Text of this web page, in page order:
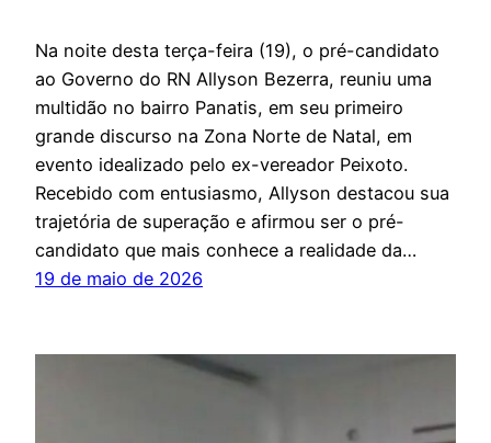
Na noite desta terça-feira (19), o pré-candidato
ao Governo do RN Allyson Bezerra, reuniu uma
multidão no bairro Panatis, em seu primeiro
grande discurso na Zona Norte de Natal, em
evento idealizado pelo ex-vereador Peixoto.
Recebido com entusiasmo, Allyson destacou sua
trajetória de superação e afirmou ser o pré-
candidato que mais conhece a realidade da…
19 de maio de 2026